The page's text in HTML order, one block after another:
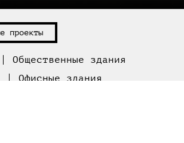
Общественные здания
Офисные здания